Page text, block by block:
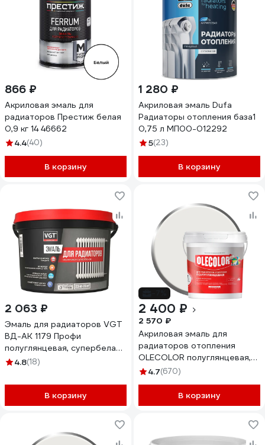
866 ₽
Акриловая эмаль для
радиаторов Престиж белая
0,9 кг 14 46662
4.4(40)
В корзину
1 280 ₽
Акриловая эмаль Dufa
Радиаторы отопления база1
0,75 л МП00-012292
5(23)
В корзину
2 063 ₽
Эмаль для радиаторов VGT
ВД-АК 1179 Профи
полуглянцевая, супербелая,
2,5 кг 11613575
4.8(18)
В корзину
2 400 ₽
2 570 ₽
Акриловая эмаль для
радиаторов отопления
OLECOLOR полуглянцевая,
2.5 кг 4300007668
4.7(670)
В корзину